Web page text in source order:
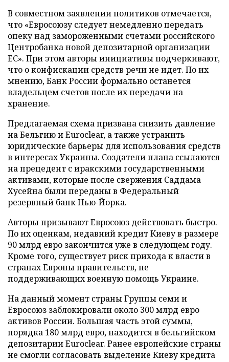
В совместном заявлении политиков отмечается,
что «Евросоюзу следует немедленно передать
опеку над замороженными счетами российского
Центробанка новой депозитарной организации
ЕС». При этом авторы инициативы подчеркивают,
что о конфискации средств речи не идет. По их
мнению, Банк России формально останется
владельцем счетов после их передачи на
хранение.
Предлагаемая схема призвана снизить давление
на Бельгию и Euroclear, а также устранить
юридические барьеры для использования средств
в интересах Украины. Создатели плана ссылаются
на прецедент с иракскими государственными
активами, которые после свержения Саддама
Хусейна были переданы в Федеральный
резервный банк Нью-Йорка.
Авторы призывают Евросоюз действовать быстро.
По их оценкам, недавний кредит Киеву в размере
90 млрд евро закончится уже в следующем году.
Кроме того, существует риск прихода к власти в
странах Европы правительств, не
поддерживающих военную помощь Украине.
На данный момент страны Группы семи и
Евросоюз заблокировали около 300 млрд евро
активов России. Большая часть этой суммы,
порядка 180 млрд евро, находится в бельгийском
депозитарии Euroclear. Ранее европейские страны
не смогли согласовать выделение Киеву кредита